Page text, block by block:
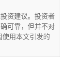
资建议。投资者
可靠，但并不对
用本文引发的